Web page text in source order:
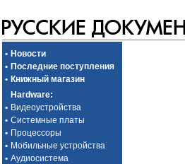
• Новости
• Последние поступления
• Книжный магазин
Hardware:
• Видеоустройства
• Системные платы
• Процессоры
• Мобильные устройства
• Аудиосистема